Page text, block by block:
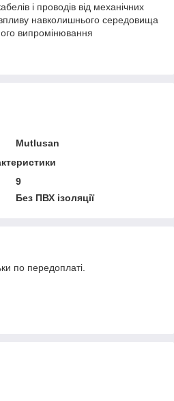
і проводів від механічних
навколишнього середовища
випромінювання
Mutlusan
9
Без ПВХ ізоляції
по передоплаті.